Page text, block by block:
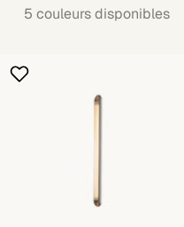
5 couleurs disponibles